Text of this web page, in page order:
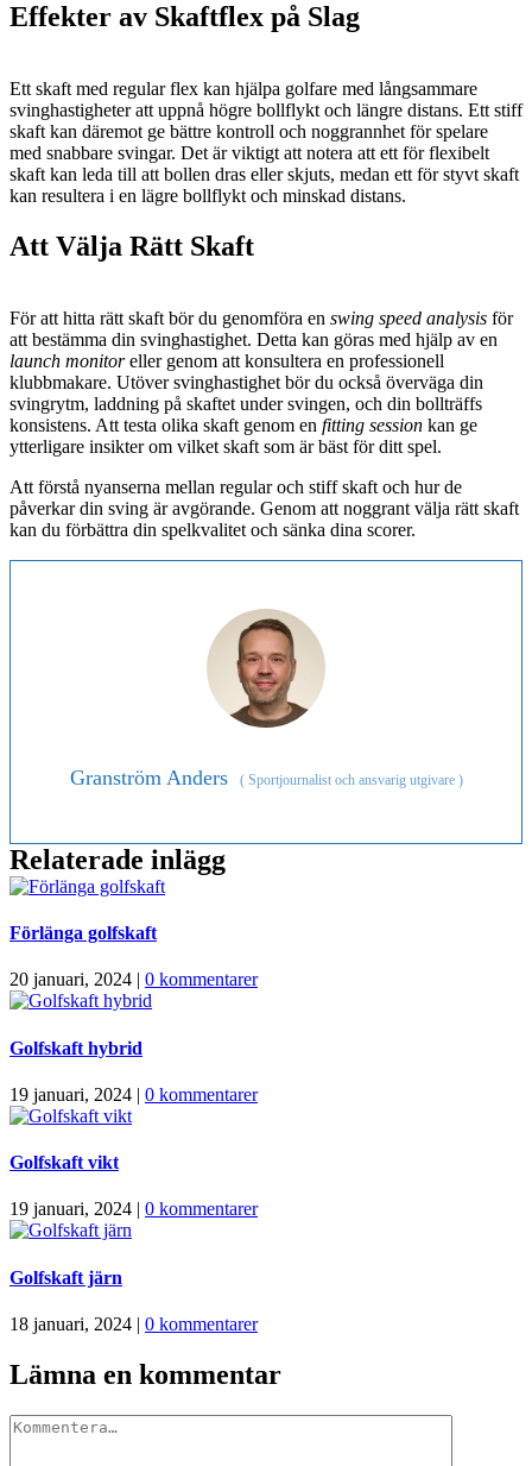
Effekter av Skaftflex på Slag
Ett skaft med regular flex kan hjälpa golfare med långsammare
svinghastigheter att uppnå högre bollflykt och längre distans. Ett stiff
skaft kan däremot ge bättre kontroll och noggrannhet för spelare
med snabbare svingar. Det är viktigt att notera att ett för flexibelt
skaft kan leda till att bollen dras eller skjuts, medan ett för styvt skaft
kan resultera i en lägre bollflykt och minskad distans.
Att Välja Rätt Skaft
För att hitta rätt skaft bör du genomföra en swing speed analysis för
att bestämma din svinghastighet. Detta kan göras med hjälp av en
launch monitoreller genom att konsultera en professionell
klubbmakare. Utöver svinghastighet bör du också överväga din
svingrytm, laddning på skaftet under svingen, och din bollträffs
konsistens. Att testa olika skaft genom en fitting session kan ge
ytterligare insikter om vilket skaft som är bäst för ditt spel.
Att förstå nyanserna mellan regular och stiff skaft och hur de
påverkar din sving är avgörande. Genom att noggrant välja rätt skaft
kan du förbättra din spelkvalitet och sänka dina scorer.
Granström Anders (Sportjournalist och ansvarig utgivare )
Relaterade inlägg
Förlänga golfskaft
20 januari, 2024 | 0 kommentarer
Golfskaft hybrid
19 januari, 2024 | 0 kommentarer
Golfskaft vikt
19 januari, 2024 0 kommentarer
Golfskaft järn
18 januari, 2024 | 0 kommentarer
Lämna en kommentar
Kommentar